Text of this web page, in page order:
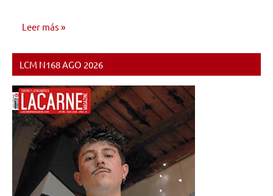
Leer más
ENTREVISTAS
LCM N168 AGO 2026